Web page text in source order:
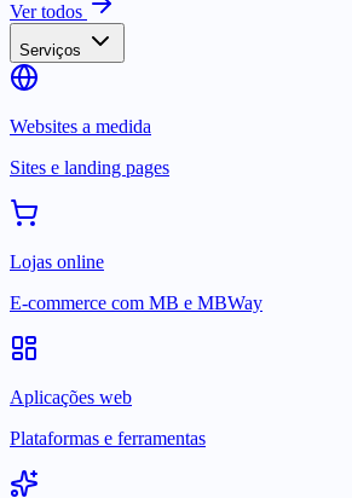
Ver todos
Serviços
Websites a medida
Sites e landing pages
Lojas online
E-commerce com MB e MBWay
Aplicações web
Plataformas e ferramentas